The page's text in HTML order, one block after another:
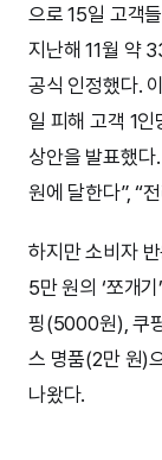
으로 15일 고객
지난해 11월 약
공식 인정했다.
일 피해 고객 1인
상안을 발표했
원에 달한다”, “
하지만 소비자
5만 원의 ‘쪼개
핑(5000원), 쿠
스 명품(2만 원)
나왔다.